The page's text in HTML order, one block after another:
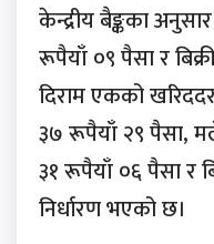
केन्द्रीय बैङ्कका
रूपैयाँ ०९ पैसा र
दिराम एकको
३७ रूपैयाँ २९ पैसा,
३१ रूपैयाँ ०६ पैसा र
निर्धारण भएको छ।